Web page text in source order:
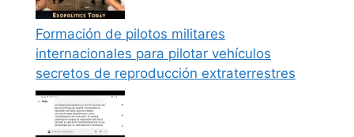
Formación de pilotos militares
internacionales para pilotar vehículos
secretos de reproducción extraterrestres